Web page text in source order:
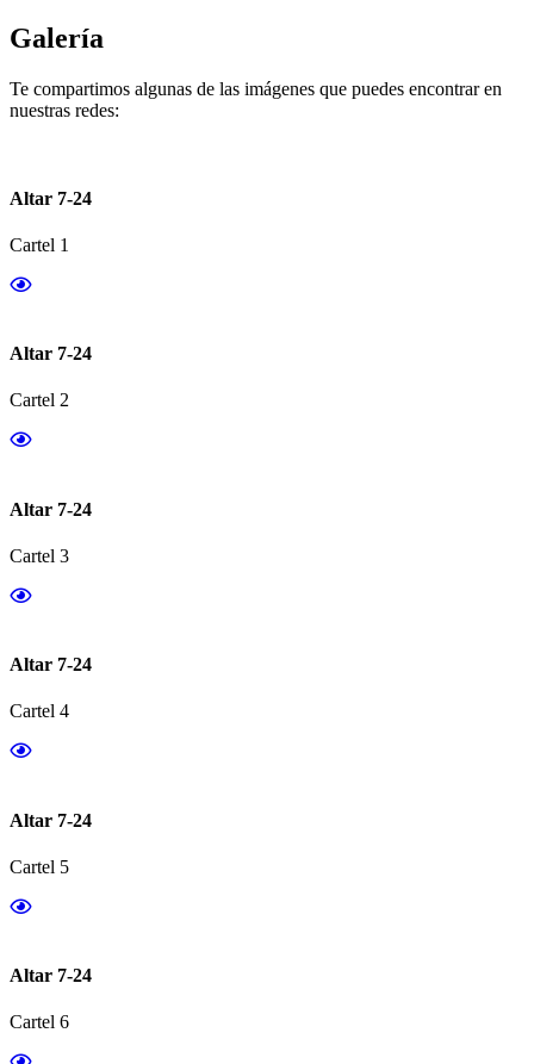
Galería
Te compartimos algunas de las imágenes que puedes encontrar en
nuestras redes:
Altar 7-24
Cartel 1
Altar 7-24
Cartel 2
Altar 7-24
Cartel 3
Altar 7-24
Cartel 4
Altar 7-24
Cartel 5
Altar 7-24
Cartel 6